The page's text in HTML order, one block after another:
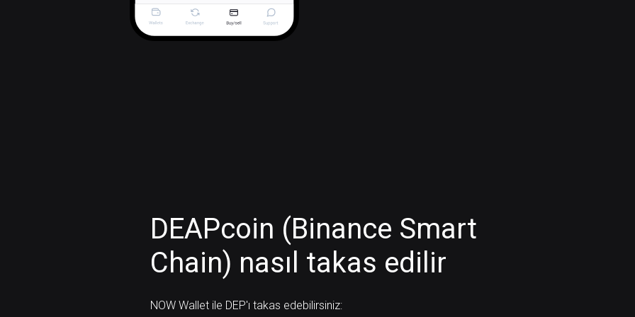
DEAPcoin (Binance Smart
Chain) nasıl takas edilir
NOW Wallet ile DEP'ı takas edebilirsiniz: